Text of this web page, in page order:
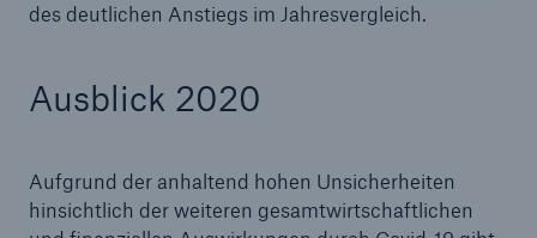
des deutlichen Anstiegs im Jahresvergleich.
Ausblick 2020
Aufgrund der anhaltend hohen Unsicherheiten
hinsichtlich der weiteren gesamtwirtschaftlichen